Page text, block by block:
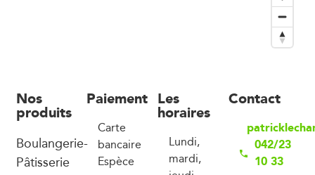
Nos
produits
Boulangerie-
Pâtisserie
Paiement
Carte
bancaire
Espèce
Les
horaires
Lundi,
mardi,
Contact
042/23
10 33